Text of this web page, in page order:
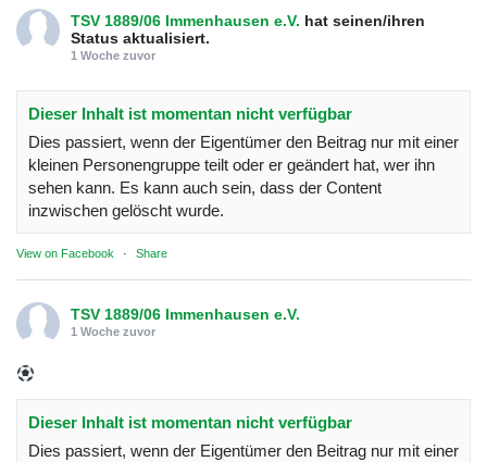
TSV 1889/06 Immenhausen e.V. hat seinen/ihren
Status aktualisiert.
1 Woche zuvor
Dieser Inhalt ist momentan nicht verfügbar
Dies passiert, wenn der Eigentümer den Beitrag nur mit einer
kleinen Personengruppe teilt oder er geändert hat, wer ihn
sehen kann. Es kann auch sein, dass der Content
inzwischen gelöscht wurde.
View on Facebook · Share
TSV 1889/06 Immenhausen e.V.
1 Woche zuvor
Dieser Inhalt ist momentan nicht verfügbar
Dies passiert, wenn der Eigentümer den Beitrag nur mit einer